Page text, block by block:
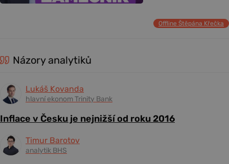
Offline Štěpána Křečka
Názory analytiků
Lukáš Kovanda
hlavní ekonom Trinity Bank
Inflace v Česku je nejnižší od roku 2016
Timur Barotov
analytik BHS